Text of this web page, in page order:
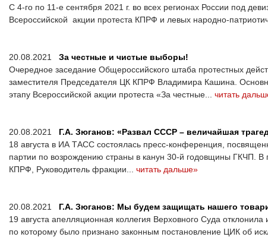
С 4-го по 11-е сентября 2021 г. во всех регионах России под
Всероссийской акции протеста КПРФ и левых народно-
20.08.2021 За честные и чистые выборы!
Очередное заседание Общероссийского штаба протестных
заместителя Председателя ЦК КПРФ Владимира Кашина.
этапу Всероссийской акции протеста «За честные... читать
20.08.2021 Г.А. Зюганов: «Развал СССР – величайшая
18 августа в ИА ТАСС состоялась пресс-конференция,
партии по возрождению страны в канун 30-й годовщины ГКЧП.
КПРФ, Руководитель фракции... читать дальше»
20.08.2021 Г.А. Зюганов: Мы будем защищать нашего
19 августа апелляционная коллегия Верховного Суда
по которому было признано законным постановление ЦИК об